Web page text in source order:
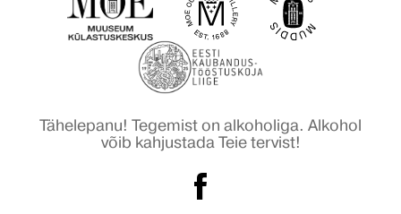
Tähelepanu! Tegemist on alkoholiga. Alkohol
võib kahjustada Teie tervist!